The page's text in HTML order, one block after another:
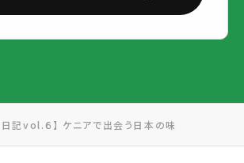
日記vol.６】 ケニアで出会う日本の味